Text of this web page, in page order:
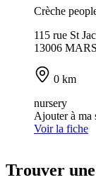
Crèche
115 rue St
13006
0 km
nursery
Ajouter à ma
Voir la fiche
Trouver